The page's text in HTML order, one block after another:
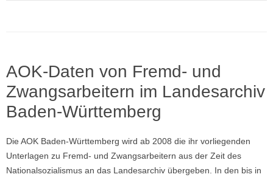
AOK-Daten von Fremd- und
Zwangsarbeitern im Landesarchiv
Baden-Württemberg
Die AOK Baden-Württemberg wird ab 2008 die ihr vorliegenden
Unterlagen zu Fremd- und Zwangsarbeitern aus der Zeit des
Nationalsozialismus an das Landesarchiv übergeben. In den bis in